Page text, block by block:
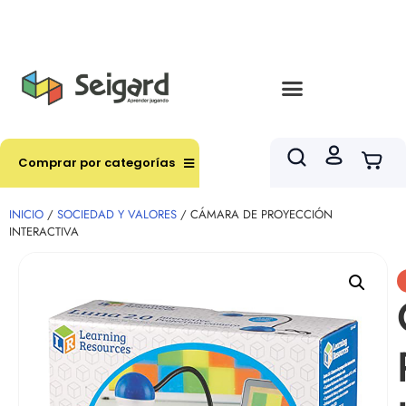
Comprar por categorías
INICIO / SOCIEDAD Y VALORES / CÁMARA DE PROYECCIÓN
INTERACTIVA